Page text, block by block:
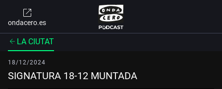
ondacero.es
LA CIUTAT
18/12/2024
SIGNATURA 18-12 MUNTADA